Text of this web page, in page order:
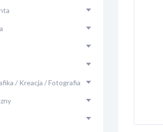
/ Kreacja / Fotografia